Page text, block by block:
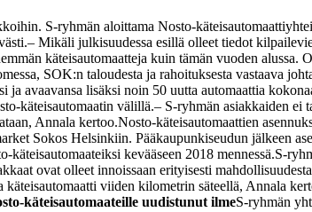
S-ryhmän aloittama Nosto-
– Mikäli julkisuudessa esillä olleet tiedot
käteisautomaatteja kuin tämän vuoden alussa.
SOK:n taloudesta ja rahoituksesta vastaava
avaavansa lisäksi noin 50 uutta automaattia
käteisautomaatin välillä.– S-ryhmän asiakkaiden ei
Annala kertoo.Nosto-käteisautomaattien
Sokos Helsinkiin. Pääkaupunkiseudun jälkeen
kevääseen 2018 mennessä.S-
ovat olleet innoissaan erityisesti
viiden kilometrin säteellä, Annala
käteisautomaateille uudistunut ilmeS-ryhmän